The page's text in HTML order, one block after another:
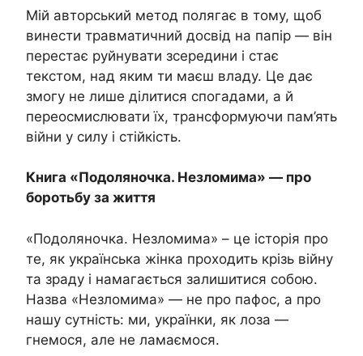
Мій авторський метод полягає в тому, щоб
винести травматичний досвід на папір — він
перестає руйнувати зсередини і стає
текстом, над яким ти маєш владу. Це дає
змогу не лише ділитися спогадами, а й
переосмислювати їх, трансформуючи пам’ять
війни у силу і стійкість.
Книга «Подоляночка. Незломима» — про
боротьбу за життя
«Подоляночка. Незломима» – це історія про
те, як українська жінка проходить крізь війну
та зраду і намагається залишитися собою.
Назва «Незломима» — не про пафос, а про
нашу сутність: ми, українки, як лоза —
гнемося, але не ламаємося.